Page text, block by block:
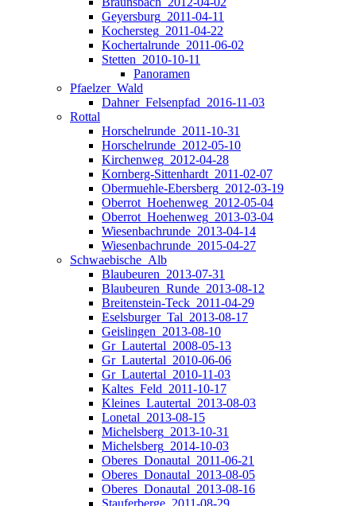
Geyersburg_2011-04-11
Kochersteg_2011-04-22
Kochertalrunde_2011-06-02
Stetten_2010-10-11
Panoramen
Pfaelzer_Wald
Dahner_Felsenpfad_2016-11-03
Rottal
Horschelrunde_2011-10-31
Horschelrunde_2012-05-10
Kirchenweg_2012-04-28
Kornberg-Sittenhardt_2011-02-07
Obermuehle-Ebersberg_2012-03-19
Oberrot_Hoehenweg_2012-05-04
Oberrot_Hoehenweg_2013-03-04
Wiesenbachrunde_2013-04-14
Wiesenbachrunde_2015-04-27
Schwaebische_Alb
Blaubeuren_2013-07-31
Blaubeuren_Runde_2013-08-12
Breitenstein-Teck_2011-04-29
Eselsburger_Tal_2013-08-17
Geislingen_2013-08-10
Gr_Lautertal_2008-05-13
Gr_Lautertal_2010-06-06
Gr_Lautertal_2010-11-03
Kaltes_Feld_2011-10-17
Kleines_Lautertal_2013-08-03
Lonetal_2013-08-15
Michelsberg_2013-10-31
Michelsberg_2014-10-03
Oberes_Donautal_2011-06-21
Oberes_Donautal_2013-08-05
Oberes_Donautal_2013-08-16
Stauferberge_2011-08-29